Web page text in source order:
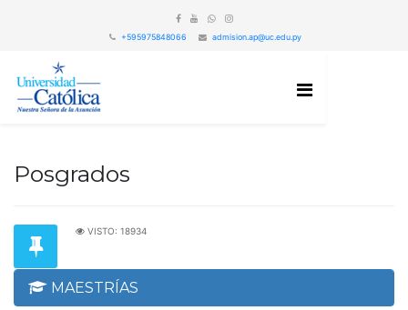
+595975848066 admision.ap@uc.edu.py
Posgrados
VISTO: 18934
MAESTRÍAS